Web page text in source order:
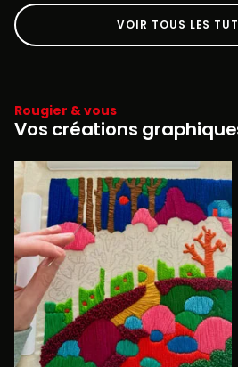
VOIR TOUS LES
Rougier & vous
Vos créations